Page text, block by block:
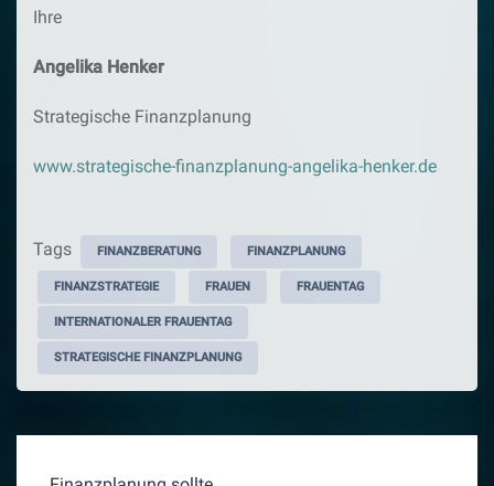
Ihre
Angelika Henker
Strategische Finanzplanung
www.strategische-finanzplanung-angelika-henker.de
Tags FINANZBERATUNG FINANZPLANUNG
FINANZSTRATEGIE FRAUEN FRAUENTAG
INTERNATIONALER FRAUENTAG
STRATEGISCHE FINANZPLANUNG